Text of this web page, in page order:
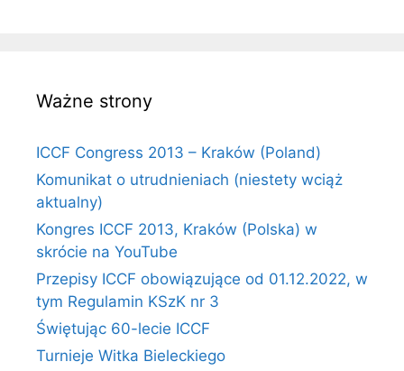
Ważne strony
ICCF Congress 2013 – Kraków (Poland)
Komunikat o utrudnieniach (niestety wciąż
aktualny)
Kongres ICCF 2013, Kraków (Polska) w
skrócie na YouTube
Przepisy ICCF obowiązujące od 01.12.2022, w
tym Regulamin KSzK nr 3
Świętując 60-lecie ICCF
Turnieje Witka Bieleckiego